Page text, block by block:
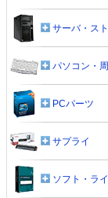
サーバ・ス
パソコン・
PCパーツ
サプライ
ソフト・ラ